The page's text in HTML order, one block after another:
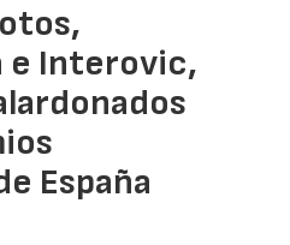
e Interovic,
España